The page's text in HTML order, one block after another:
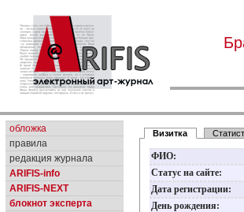
обложка
правила
редакция журнала
ARIFIS-info
ARIFIS-NEXT
блокнот эксперта
Визитка
ФИО:
Статус на сайте:
Дата регистрации:
День рождения: